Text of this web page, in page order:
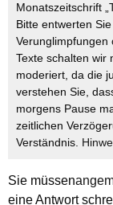
Monatszeitschrift
Bitte entwerten
Verunglimpfungen
Texte schalten wir
moderiert, da die
verstehen Sie,
morgens Pause
zeitlichen
Verständnis.
Sie müssen
eine Antwort